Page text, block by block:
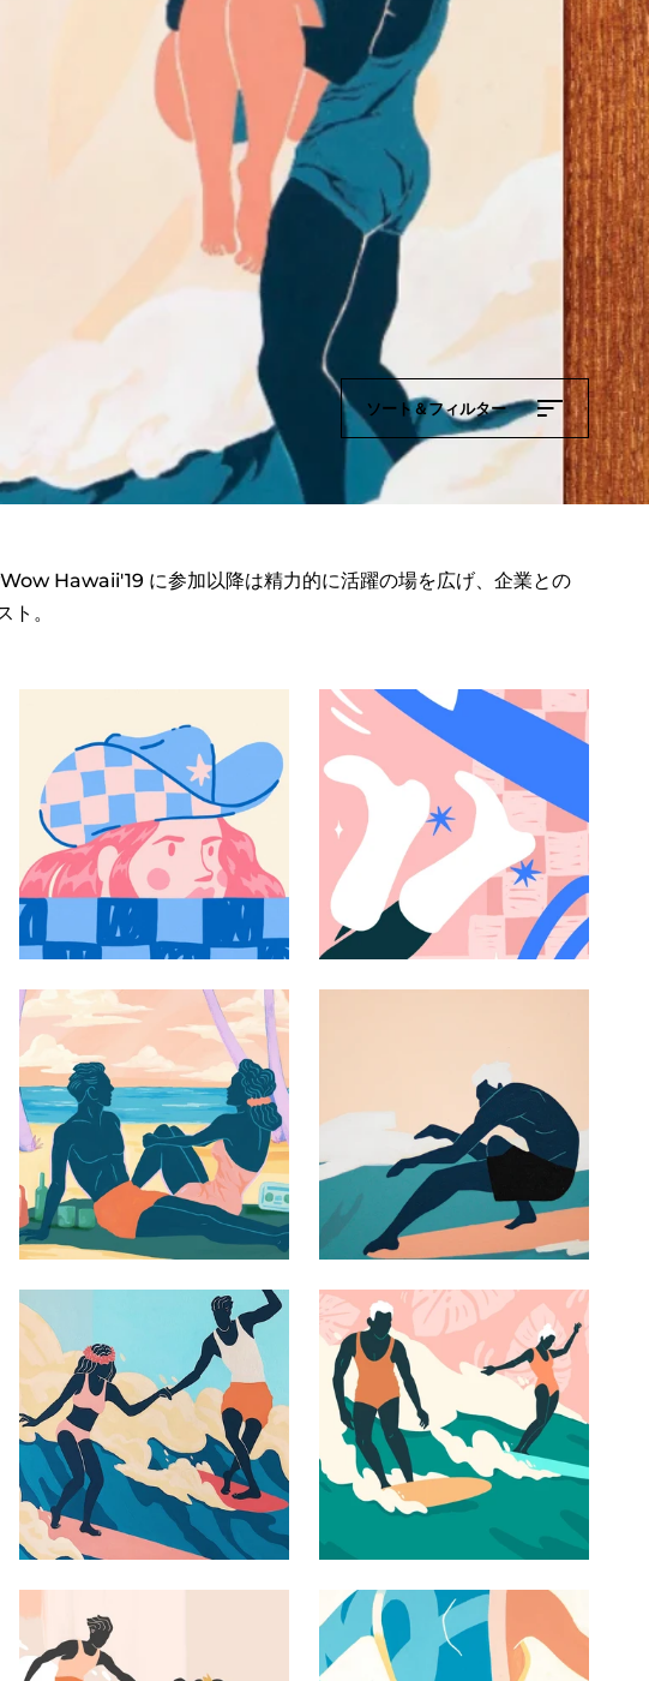
ソート＆フィルター
Hawaii'19 に参加以降は精力的に活躍の場を広げ、企業との
。